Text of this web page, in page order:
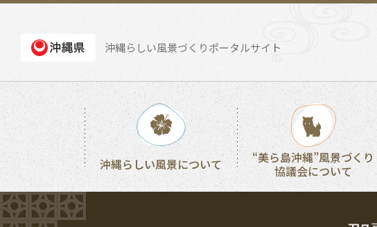
沖縄らしい風景づくりポータルサイト
沖縄らしい風景について
“美ら島沖縄”風景づくり
協議会について